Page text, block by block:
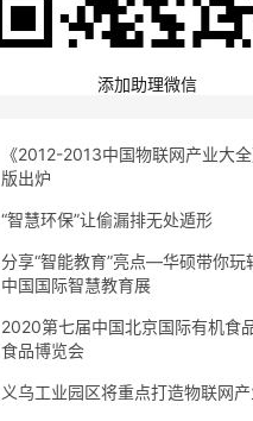
添加助理微信
《2012-2013中国物联网产业大
版出炉
“智慧环保”让偷漏排无处遁形
分享“智能教育”亮点—华硕带你玩
中国国际智慧教育展
2020第七届中国北京国际有机食
食品博览会
义乌工业园区将重点打造物联网